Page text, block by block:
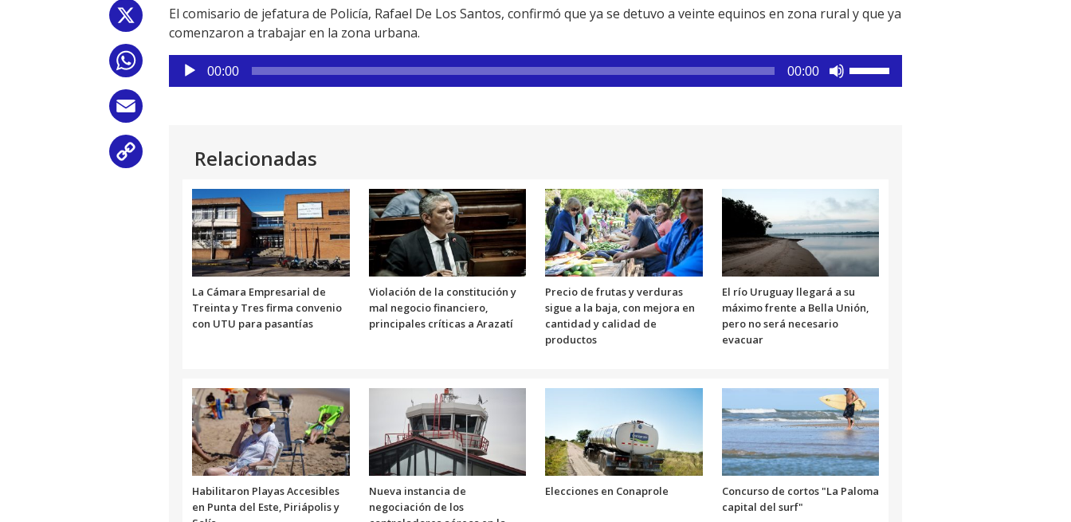
WhatsApp
El comisario de jefatura de Policía, Rafael De Los Santos, confirmó que ya se detuvo a veinte equinos en zona rural y que ya
comenzaron a trabajar en la zona urbana.
Reproductor
de
00:00 00:00
o
disminuir
el
volumen.
Relacionadas
La Cámara Empresarial de
Treinta y Tres firma convenio
con UTU para pasantías
Violación de la constitución y
mal negocio financiero,
principales críticas a Arazatí
Precio de frutas y verduras
sigue a la baja, con mejora en
cantidad y calidad de
productos
El río Uruguay llegará a su
máximo frente a Bella Unión,
pero no será necesario
evacuar
Habilitaron Playas Accesibles
en Punta del Este, Piriápolis y
Nueva instancia de
negociación de los
Elecciones en Conaprole
Concurso de cortos "La Paloma
capital del surf"